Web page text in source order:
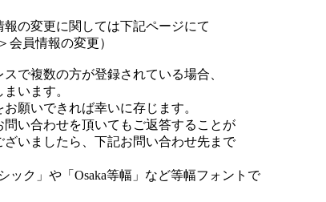
の変更に関しては下記ページにて
会員情報の変更）
で複数の方が登録されている場合、
います。
願いできれば幸いに存じます。
い合わせを頂いてもご返答することが
いましたら、下記お問い合わせ先まで
ク」や「Osaka等幅」など等幅フォントで